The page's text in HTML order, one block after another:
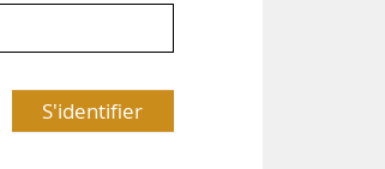
S'identifier